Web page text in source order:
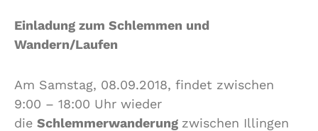
Einladung zum Schlemmen und
Wandern/Laufen
Am Samstag, 08.09.2018, findet zwischen
9:00 – 18:00 Uhr wieder
die Schlemmerwanderung zwischen Illingen